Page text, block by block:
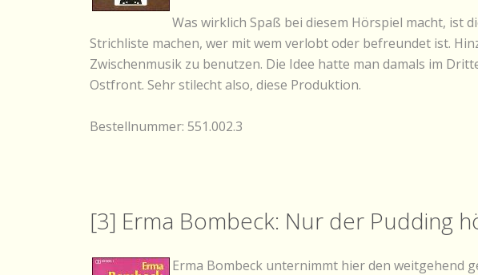
Was wirklich Spaß bei diesem Hörspiel macht, ist
Strichliste machen, wer mit wem verlobt oder befreundet ist.
Zwischenmusik zu benutzen. Die Idee hatte man damals im
Ostfront. Sehr stilecht also, diese Produktion.
Bestellnummer: 551.002.3
[3] Erma Bombeck: Nur der Pudding
Erma Bombeck unternimmt hier den weitgehend